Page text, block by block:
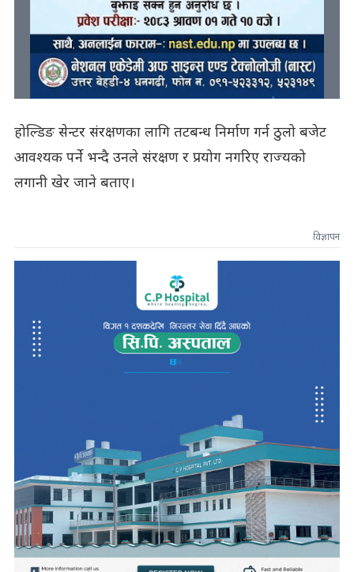
होल्डिङ सेन्टर संरक्षणका लागि तटबन्ध निर्माण गर्न ठुलो बजेट
आवश्यक पर्ने भन्दै उनले संरक्षण र प्रयोग नगरिए राज्यको
लगानी खेर जाने बताए।
विज्ञापन